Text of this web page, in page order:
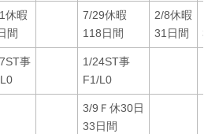
休暇
間
7/29休暇
118日間
2/8休暇
31日間
30
事
1/24ST事
F1/L0
3/9Ｆ休30日
33日間